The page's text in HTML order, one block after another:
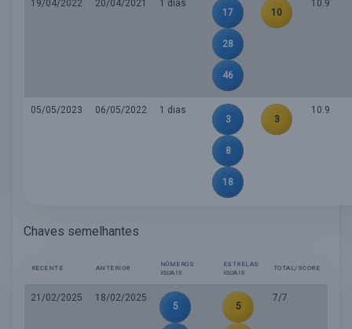
19/04/2022 20/04/2021
1 dias
17
28
46
10
10.9
05/05/2023 06/05/2022
1 dias
3
8
18
3
10.9
Chaves semelhantes
RECENTE ANTERIOR
NÚMEROS
IGUAIS
ESTRELAS
IGUAIS
TOTAL/SCORE
21/02/2025
18/02/2025
5
5
7/7